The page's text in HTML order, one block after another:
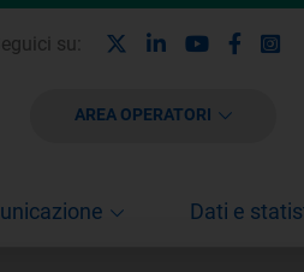
su: LinkedinYoutube
AREA OPERATORI
Dati e